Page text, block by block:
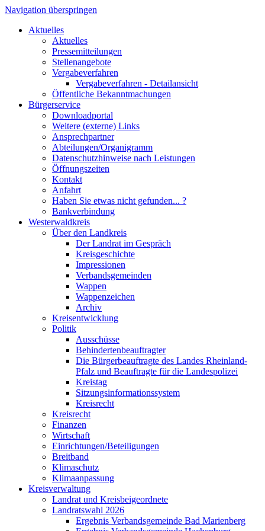
Navigation überspringen
Aktuelles
Aktuelles
Pressemitteilungen
Stellenangebote
Vergabeverfahren
Vergabeverfahren - Detailansicht
Öffentliche Bekanntmachungen
Bürgerservice
Downloadportal
Weitere (externe) Links
Ansprechpartner
Abteilungen/Organigramm
Datenschutzhinweise nach Leistungen
Öffnungszeiten
Kontakt
Anfahrt
Haben Sie etwas nicht gefunden... ?
Bankverbindung
Westerwaldkreis
Über den Landkreis
Der Landrat im Gespräch
Kreisgeschichte
Impressionen
Verbandsgemeinden
Wappen
Wappenzeichen
Archiv
Kreisentwicklung
Politik
Ausschüsse
Behindertenbeauftragter
Die Bürgerbeauftragte des Landes Rheinland-
Pfalz und Beauftragte für die Landespolizei
Kreistag
Sitzungsinformationssystem
Kreisrecht
Kreisrecht
Finanzen
Wirtschaft
Einrichtungen/Beteiligungen
Breitband
Klimaschutz
Klimaanpassung
Kreisverwaltung
Landrat und Kreisbeigeordnete
Landratswahl 2026
Ergebnis Verbandsgemeinde Bad Marienberg